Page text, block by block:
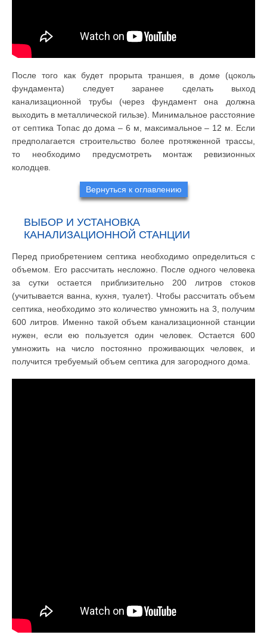
После того как будет прорыта траншея, в доме (цоколь
фундамента) следует заранее сделать выход
канализационной трубы (через фундамент она должна
выходить в металлической гильзе). Минимальное расстояние
от септика Топас до дома – 6 м, максимальное – 12 м. Если
предполагается строительство более протяженной трассы,
то необходимо предусмотреть монтаж ревизионных
колодцев.
Вернуться к оглавлению
ВЫБОР И УСТАНОВКА
КАНАЛИЗАЦИОННОЙ СТАНЦИИ
Перед приобретением септика необходимо определиться с
объемом. Его рассчитать несложно. После одного человека
за сутки остается приблизительно 200 литров стоков
(учитывается ванна, кухня, туалет). Чтобы рассчитать объем
септика, необходимо это количество умножить на 3, получим
600 литров. Именно такой объем канализационной станции
нужен, если ею пользуется один человек. Остается 600
умножить на число постоянно проживающих человек, и
получится требуемый объем септика для загородного дома.